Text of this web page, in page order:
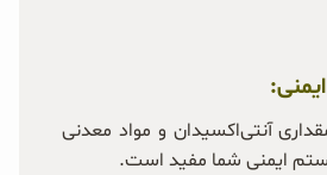
آنتی‌اکسیدان و مواد معدنی
ایمنی شما مفید است.